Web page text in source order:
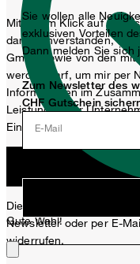
Mit einem Klick auf
damit einverstanden,
GmbH sowie von den mit
werden darf, um mir per
Informationen im
Leistungen der
Einladungen, Aktionen,
Diese Einwilligung kann
Newsletter oder per E-
widerrufen.
Gute Wahl!
E-Mail
Zum Newsletter des
CHF Gutschein
Sie wollen alle
exklusiven Vorteilen
Dann melden Sie sich